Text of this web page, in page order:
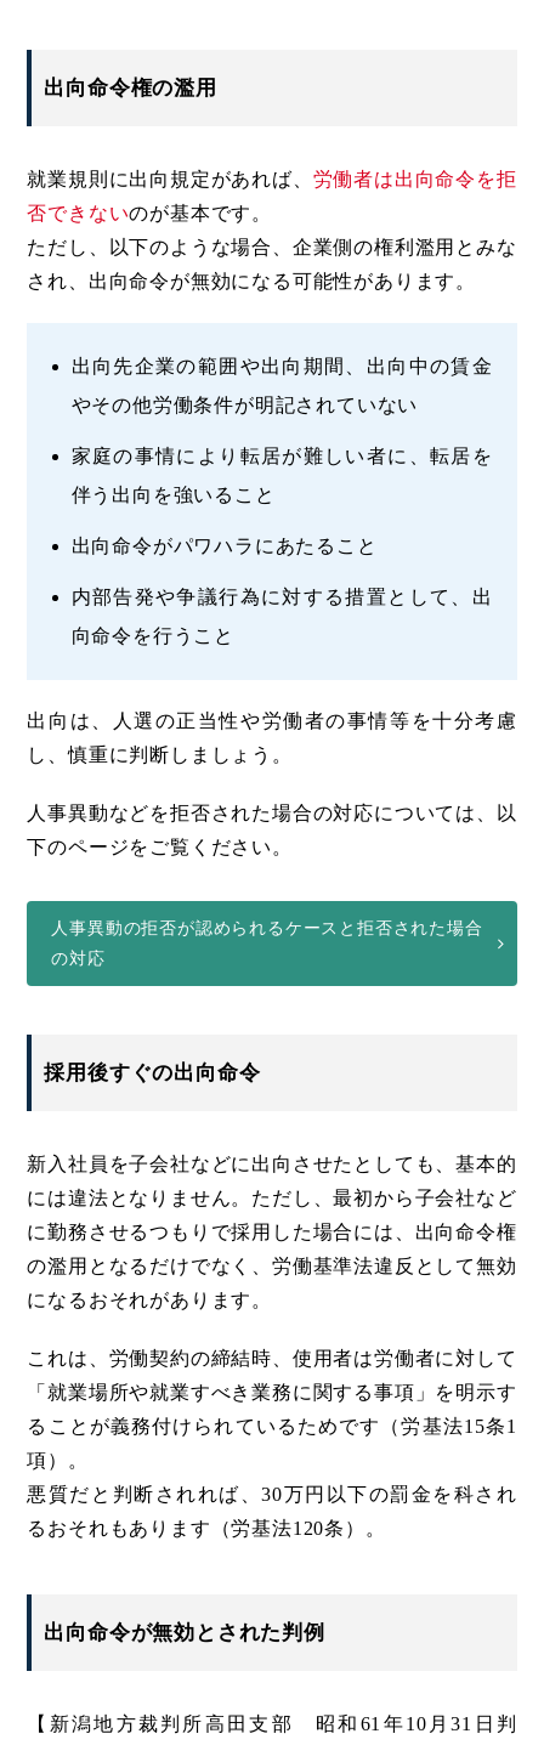
出向命令権の濫用
就業規則に出向規定があれば、 労働者は出向命令を拒
否できないのが基本です。
ただし、以下のような場合、企業側の権利濫用とみな
され、出向命令が無効になる可能性があります。
出向先企業の範囲や出向期間、出向中の賃金
やその他労働条件が明記されていない
家庭の事情により転居が難しい者に、転居を
伴う出向を強いること
出向命令がパワハラにあたること
内部告発や争議行為に対する措置として、出
向命令を行うこと
出向は、人選の正当性や労働者の事情等を十分考慮
し、慎重に判断しましょう。
人事異動などを拒否された場合の対応については、以
下のページをご覧ください。
人事異動の拒否が認められるケースと拒否された場合
の対応
採用後すぐの出向命令
新入社員を子会社などに出向させたとしても、基本的
には違法となりません。ただし、最初から子会社など
に勤務させるつもりで採用した場合には、出向命令権
の濫用となるだけでなく、労働基準法違反として無効
になるおそれがあります。
これは、労働契約の締結時、使用者は労働者に対して
「就業場所や就業すべき業務に関する事項」を明示す
ることが義務付けられているためです（労基法15条1
項）。
悪質だと判断されれば、30万円以下の罰金を科され
るおそれもあります（労基法120条）。
出向命令が無効とされた判例
【新潟地方裁判所高田支部 昭和61年10月31日判